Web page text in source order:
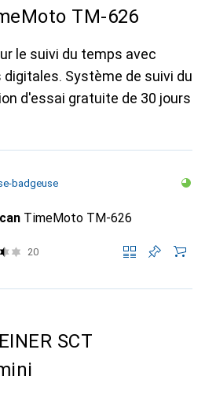
TM-626
le suivi du temps avec
Système de suivi du
d'essai gratuite de 30 jours
badgeuse
TimeMoto TM-626
20
SCT